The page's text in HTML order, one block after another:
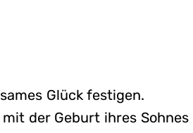
Glück festigen.
der Geburt ihres Sohnes